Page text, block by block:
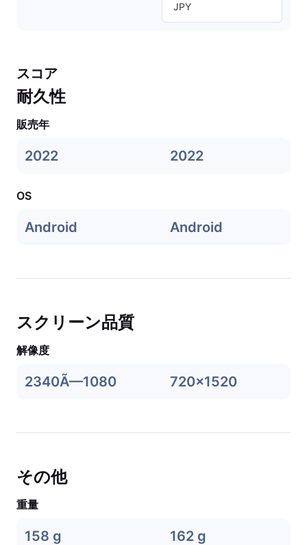
JPY
スコア
耐久性
販売年
2022 2022
OS
Android Android
スクリーン品質
解像度
2340Ã—1080 720x1520
その他
重量
158 g 162 g